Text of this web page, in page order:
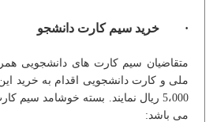
· خرید سیم کارت دانشجو
متقاضیان سیم کارت های دانشجویی
ملی و کارت دانشجویی اقدام به خرید این
5،000 ریال نمایند. بسته خوشامد
می باشد: